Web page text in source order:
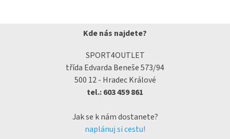
Kde nás najdete?
SPORT4OUTLET
třída Edvarda Beneše 573/94
500 12 - Hradec Králové
tel.: 603 459 861
Jak se k nám dostanete?
naplánuj si cestu!